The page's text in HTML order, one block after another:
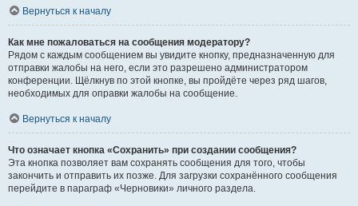
Вернуться к началу
Как мне пожаловаться на сообщения модератору?
Рядом с каждым сообщением вы увидите кнопку, предназначенную для
отправки жалобы на него, если это разрешено администратором
конференции. Щёлкнув по этой кнопке, вы пройдёте через ряд шагов,
необходимых для оправки жалобы на сообщение.
Вернуться к началу
Что означает кнопка «Сохранить» при создании сообщения?
Эта кнопка позволяет вам сохранять сообщения для того, чтобы
закончить и отправить их позже. Для загрузки сохранённого сообщения
перейдите в параграф «Черновики» личного раздела.